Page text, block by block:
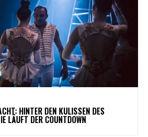
HINTER DEN KULISSEN DES
LÄUFT DER COUNTDOWN